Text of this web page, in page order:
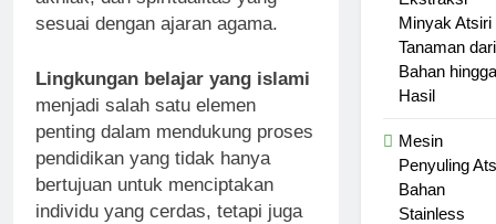
sesuai dengan ajaran agama.
Lingkungan belajar yang islami
menjadi salah satu elemen
penting dalam mendukung proses
pendidikan yang tidak hanya
bertujuan untuk menciptakan
individu yang cerdas, tetapi juga
Minyak Atsiri
Tanaman dari
Bahan hingga
Hasil
Mesin
Penyuling
Bahan
Stainless